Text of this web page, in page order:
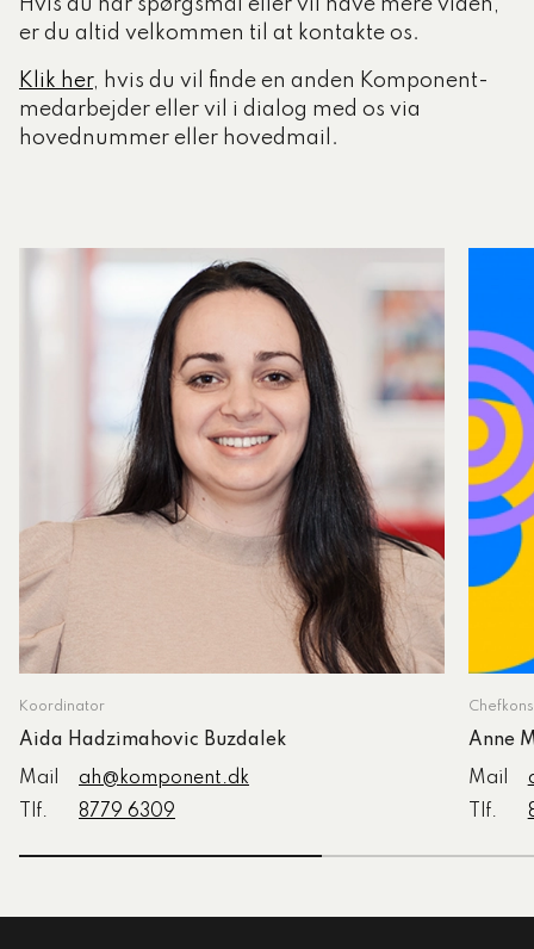
Hvis du har spørgsmål eller vil have mere viden,
er du altid velkommen til at kontakte os.
Klik her, hvis du vil finde en anden Komponent-
medarbejder eller vil i dialog med os via
hovednummer eller hovedmail.
Koordinator
Aida Hadzimahovic Buzdalek
Mail
ah@komponent.dk
Tlf.
8779 6309
Anne
Mail
Tlf.